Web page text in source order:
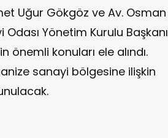
Uğur Gökgöz ve Av. Osman
Yönetim Kurulu Başkanı
önemli konuları ele alındı.
sanayi bölgesine ilişkin